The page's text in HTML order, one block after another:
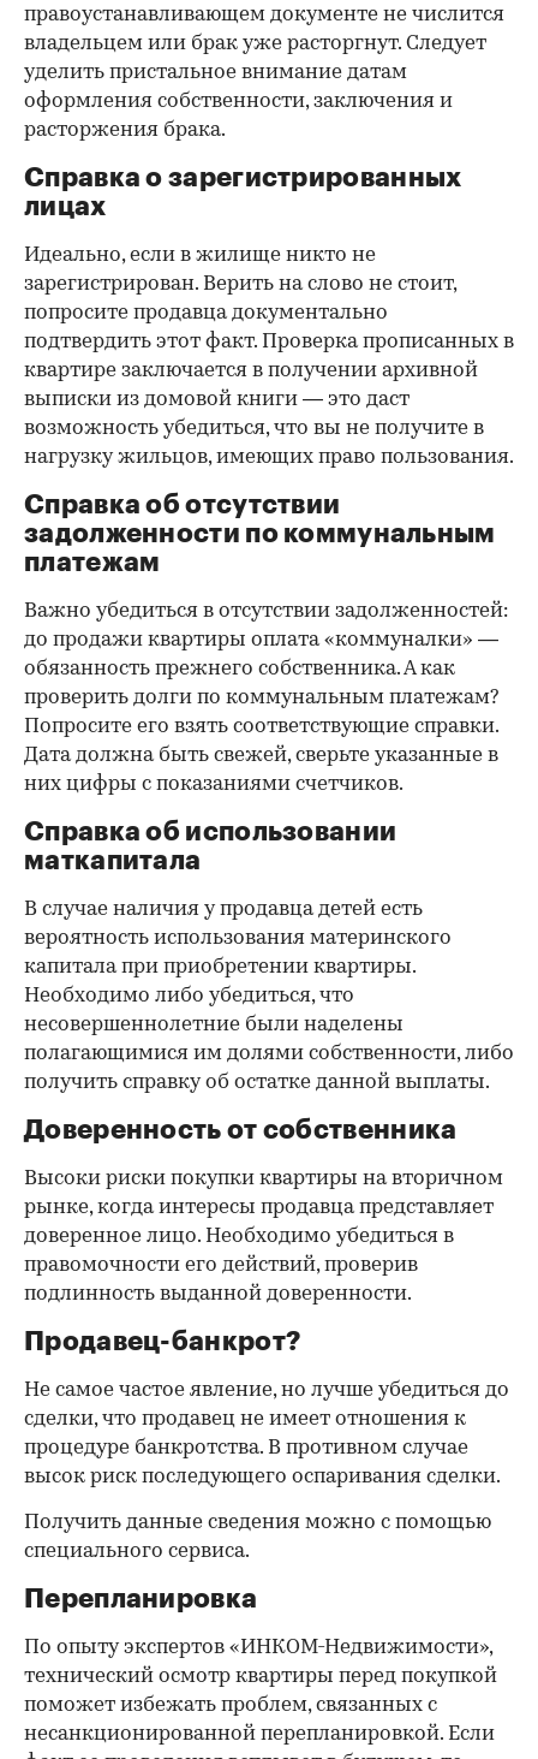
правоустанавливающем документе не числится
владельцем или брак уже расторгнут. Следует
уделить пристальное внимание датам
оформления собственности, заключения и
расторжения брака.
Справка о зарегистрированных
лицах
Идеально, если в жилище никто не
зарегистрирован. Верить на слово не стоит,
попросите продавца документально
подтвердить этот факт. Проверка прописанных в
квартире заключается в получении архивной
выписки из домовой книги — это даст
возможность убедиться, что вы не получите в
нагрузку жильцов, имеющих право пользования.
Справка об отсутствии
задолженности по коммунальным
платежам
Важно убедиться в отсутствии задолженностей:
до продажи квартиры оплата «коммуналки» —
обязанность прежнего собственника. А как
проверить долги по коммунальным платежам?
Попросите его взять соответствующие справки.
Дата должна быть свежей, сверьте указанные в
них цифры с показаниями счетчиков.
Справка об использовании
маткапитала
В случае наличия у продавца детей есть
вероятность использования материнского
капитала при приобретении квартиры.
Необходимо либо убедиться, что
несовершеннолетние были наделены
полагающимися им долями собственности, либо
получить справку об остатке данной выплаты.
Доверенность от собственника
Высоки риски покупки квартиры на вторичном
рынке, когда интересы продавца представляет
доверенное лицо. Необходимо убедиться в
правомочности его действий, проверив
подлинность выданной доверенности.
Продавец-банкрот?
Не самое частое явление, но лучше убедиться до
сделки, что продавец не имеет отношения к
процедуре банкротства. В противном случае
высок риск последующего оспаривания сделки.
Получить данные сведения можно с помощью
специального сервиса.
Перепланировка
По опыту экспертов «ИНКОМ-Недвижимости»,
технический осмотр квартиры перед покупкой
поможет избежать проблем, связанных с
несанкционированной перепланировкой. Если